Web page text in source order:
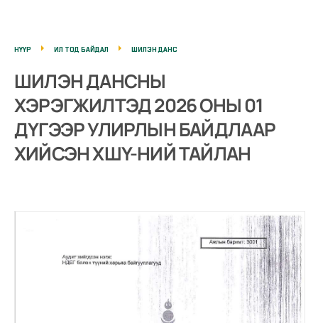
НҮҮР ИЛ ТОД БАЙДАЛ ШИЛЭН ДАНС
ШИЛЭН ДАНСНЫ
ХЭРЭГЖИЛТЭД 2026 ОНЫ 01
ДҮГЭЭР УЛИРЛЫН БАЙДЛААР
ХИЙСЭН ХШҮ-НИЙ ТАЙЛАН